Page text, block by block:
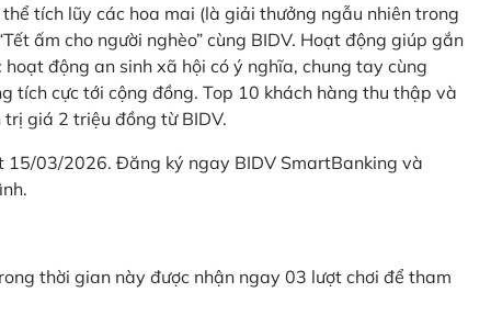
tích lũy các hoa mai (là giải thưởng ngẫu nhiên trong
ấm cho người nghèo” cùng BIDV. Hoạt động giúp gắn
động an sinh xã hội có ý nghĩa, chung tay cùng
tích cực tới cộng đồng. Top 10 khách hàng thu thập và
giá 2 triệu đồng từ BIDV.
03/2026. Đăng ký ngay BIDV SmartBanking và
thời gian này được nhận ngay 03 lượt chơi để tham